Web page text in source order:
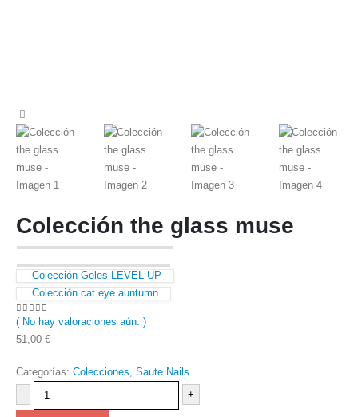
Colección the glass muse
Colección Geles LEVEL UP
Colección cat eye auntumn
0 out of 5
( No hay valoraciones aún. )
51,00 €
Categorías: Colecciones Saute Nails
-
+